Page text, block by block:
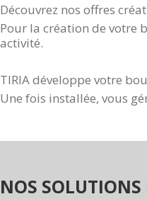
Découvrez nos offres
Pour la création de votre
activité.
TIRIA développe votre
Une fois installée, vous
NOS SOLUTIONS